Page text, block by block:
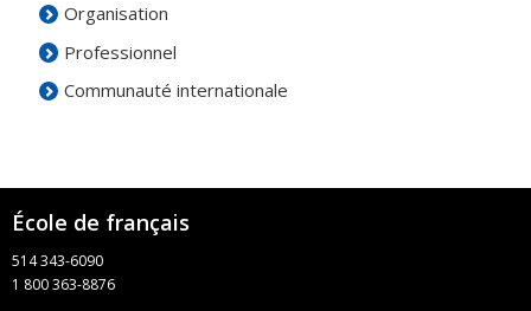
Organisation
Professionnel
Communauté internationale
École de français
514 343-6090
1 800 363-8876